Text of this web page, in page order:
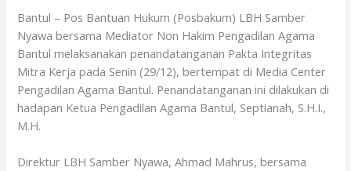
Bantul – Pos Bantuan Hukum (Posbakum) LBH Samber
Nyawa bersama Mediator Non Hakim Pengadilan Agama
Bantul melaksanakan penandatanganan Pakta Integritas
Mitra Kerja pada Senin (29/12), bertempat di Media Center
Pengadilan Agama Bantul. Penandatanganan ini dilakukan di
hadapan Ketua Pengadilan Agama Bantul, Septianah, S.H.I.,
M.H.
Direktur LBH Samber Nyawa, Ahmad Mahrus, bersama